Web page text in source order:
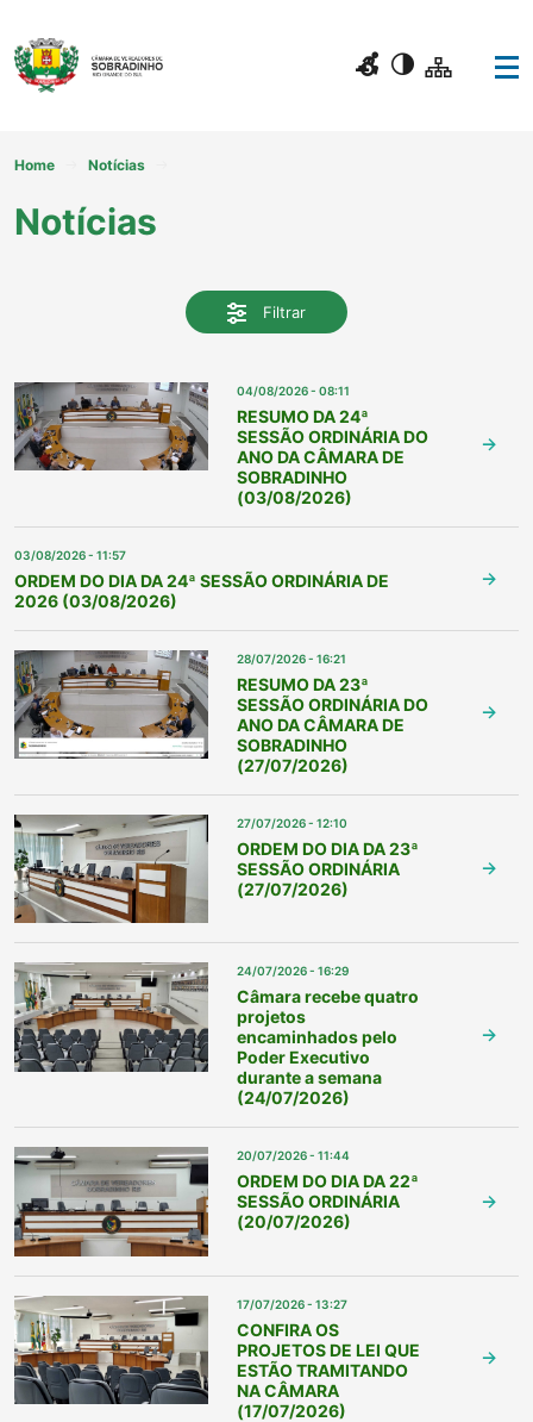
Home Notícias
Notícias
Filtrar
04/08/2026 - 08:11
RESUMO DA 24ª
SESSÃO ORDINÁRIA DO
ANO DA CÂMARA DE
SOBRADINHO
(03/08/2026)
03/08/2026 - 11:57
ORDEM DO DIA DA 24ª SESSÃO ORDINÁRIA DE
2026 (03/08/2026)
28/07/2026 - 16:21
RESUMO DA 23ª
SESSÃO ORDINÁRIA DO
ANO DA CÂMARA DE
SOBRADINHO
(27/07/2026)
27/07/2026 - 12:10
ORDEM DO DIA DA 23ª
SESSÃO ORDINÁRIA
(27/07/2026)
24/07/2026 - 16:29
Câmara recebe quatro
projetos
encaminhados pelo
Poder Executivo
durante a semana
(24/07/2026)
20/07/2026 - 11:44
ORDEM DO DIA DA 22ª
SESSÃO ORDINÁRIA
(20/07/2026)
17/07/2026 - 13:27
CONFIRA OS
PROJETOS DE LEI QUE
ESTÃO TRAMITANDO
NA CÂMARA
(17/07/2026)